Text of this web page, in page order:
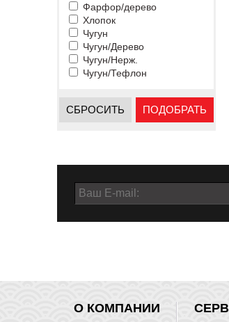
Фарфор/дерево
Хлопок
Чугун
Чугун/Дерево
Чугун/Нерж.
Чугун/Тефлон
СБРОСИТЬ ПОДОБРАТЬ
О КОМПАНИИ